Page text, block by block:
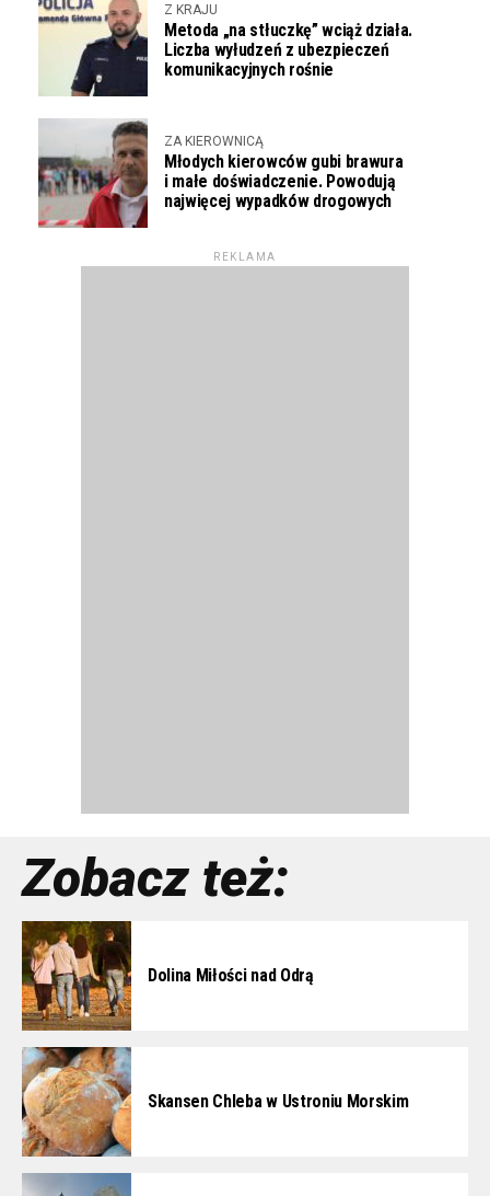
Z KRAJU
Metoda „na stłuczkę” wciąż działa.
Liczba wyłudzeń z ubezpieczeń
komunikacyjnych rośnie
ZA KIEROWNICĄ
Młodych kierowców gubi brawura
i małe doświadczenie. Powodują
najwięcej wypadków drogowych
REKLAMA
Zobacz też:
Dolina Miłości nad Odrą
Skansen Chleba w Ustroniu Morskim